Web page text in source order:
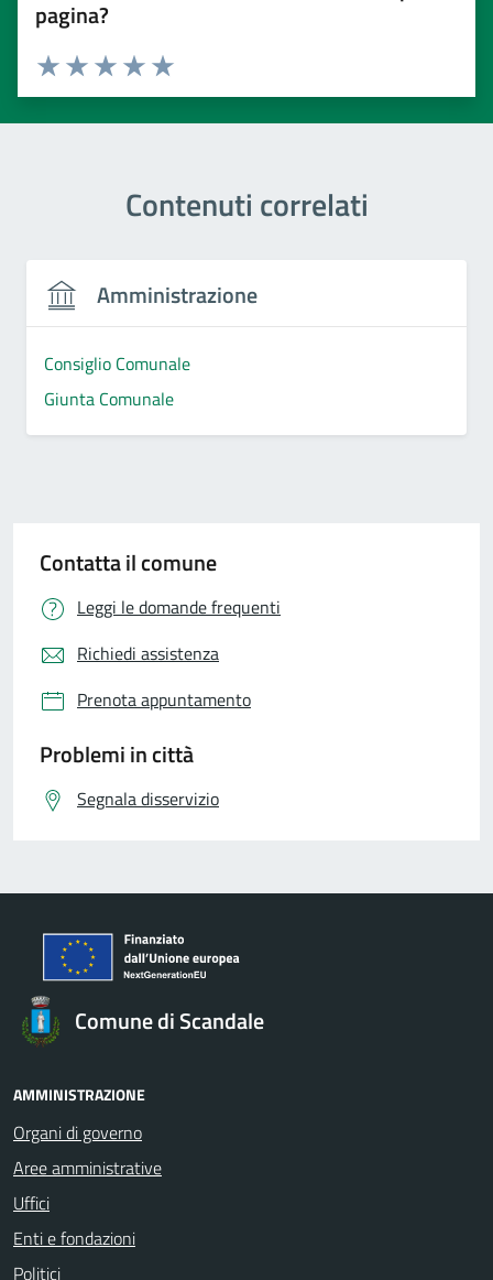
pagina?
Valuta 5 stelle su 5
Valuta 4 stelle su 5
Valuta 3 stelle su 5
Valuta 2 stelle su 5
Valuta 1 stelle su 5
Contenuti correlati
Amministrazione
Consiglio Comunale
Giunta Comunale
Contatta il comune
Leggi le domande frequenti
Richiedi assistenza
Prenota appuntamento
Problemi in città
Segnala disservizio
Comune di Scandale
AMMINISTRAZIONE
Organi di governo
Aree amministrative
Uffici
Enti e fondazioni
Politici